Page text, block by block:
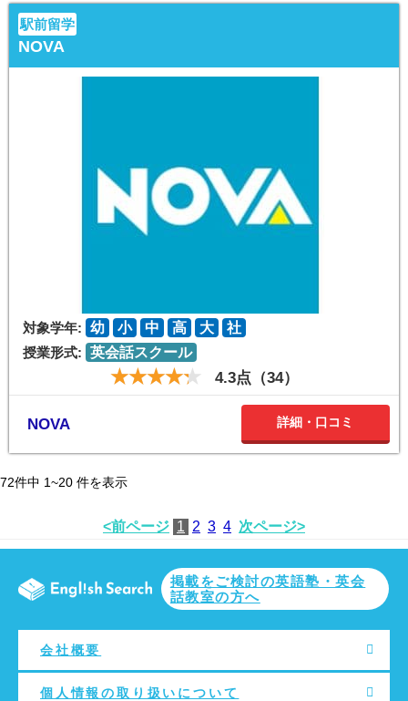
駅前留学
NOVA
対象学年: 幼 小 中 高 大
社
授業形式: 英会話スクール
4.3点（34）
NOVA 詳細・口コミ
72件中 1~20 件を表示
<前ページ 1 2 3 4 次ページ>
掲載をご検討の英語塾・英会
話教室の方へ
会社概要
個人情報の取り扱いについて